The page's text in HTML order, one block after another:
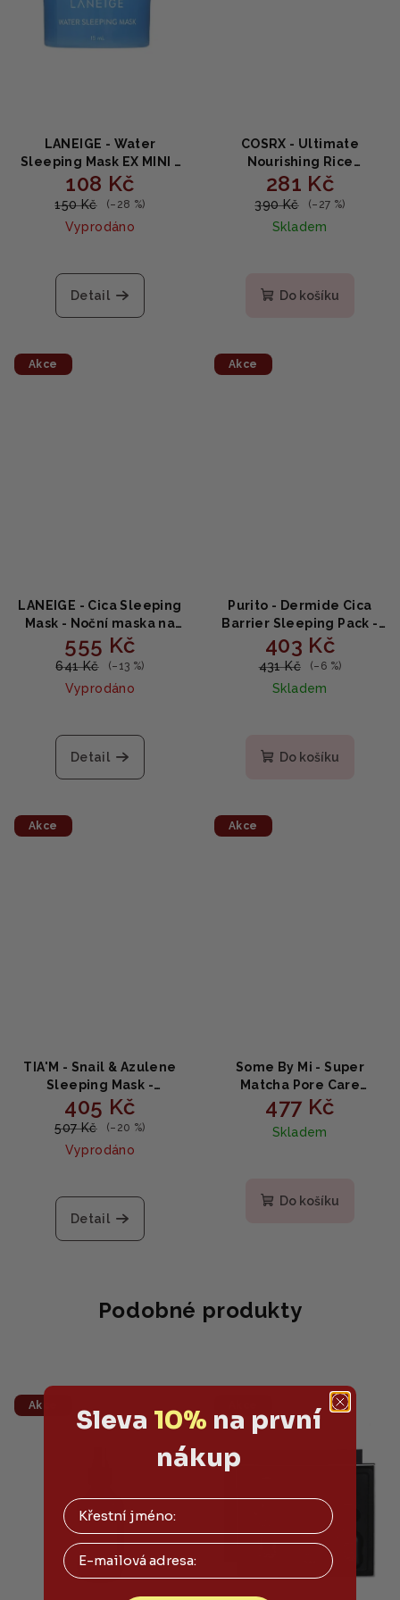
LANEIGE - Water
Sleeping Mask EX MINI -
Hydratační noční maska
na obličej 15ml
108 Kč
150 Kč (–28 %)
Vyprodáno
Detail
COSRX - Ultimate
Nourishing Rice
Overnight Spa mask -
noční maska pro
rozjasnění pleti 60ml
281 Kč
390 Kč (–27 %)
Skladem
Do košíku
Akce
LANEIGE - Cica Sleeping
Mask - Noční maska na
obličej 60ml
555 Kč
641 Kč (–13 %)
Vyprodáno
Detail
Akce
Purito - Dermide Cica
Barrier Sleeping Pack -
Noční maska 80ml
403 Kč
431 Kč (–6 %)
Skladem
Do košíku
Akce
TIA'M - Snail & Azulene
Sleeping Mask -
Revitalizační maska na
spaní 80ml
405 Kč
507 Kč (–20 %)
Vyprodáno
Detail
Akce
Some By Mi - Super
Matcha Pore Care
Starter Kit - Super
Matcha Pore Care Set
4ks
477 Kč
Skladem
Do košíku
Podobné produkty
Akce Sleva 10% na první
nákup
Email